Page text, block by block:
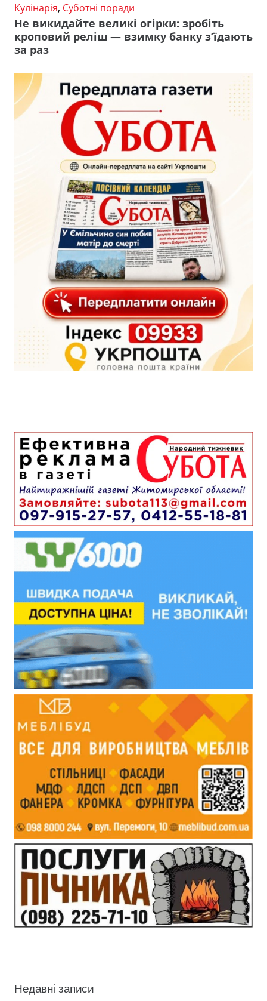
Кулінарія, Суботні поради
Не викидайте великі огірки: зробіть
кроповий реліш — взимку банку з’їдають
за раз
Недавні записи